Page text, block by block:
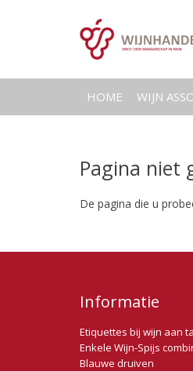
HOME WIJN
Pagina niet
De pagina die u
Informatie
Etiquettes bij wijn aan
Enkele Wijn-Spijs
Blauwe druiven